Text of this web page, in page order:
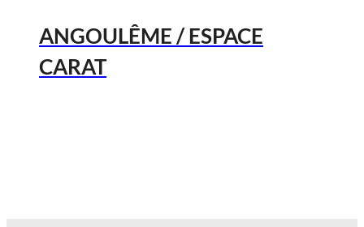
ANGOULÊME / ESPACE
CARAT